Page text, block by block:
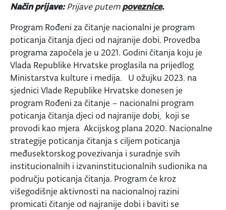
Način prijave:Prijave putempoveznice.
Program Rođeni za čitanje nacionalni je program
poticanja čitanja djeci od najranije dobi. Provedba
programa započela je u 2021. Godini čitanja koju je
Vlada Republike Hrvatske proglasila na prijedlog
Ministarstva kulture i medija. U ožujku 2023. na
sjednici Vlade Republike Hrvatske donesen je
program Rođeni za čitanje – nacionalni program
poticanja čitanja djeci od najranije dobi, koji se
provodi kao mjera Akcijskog plana 2020. Nacionalne
strategije poticanja čitanja s ciljem poticanja
međusektorskog povezivanja i suradnje svih
institucionalnih i izvaninstitucionalnih sudionika na
području poticanja čitanja. Program će kroz
višegodišnje aktivnosti na nacionalnoj razini
promicati čitanje od najranije dobi i baviti se